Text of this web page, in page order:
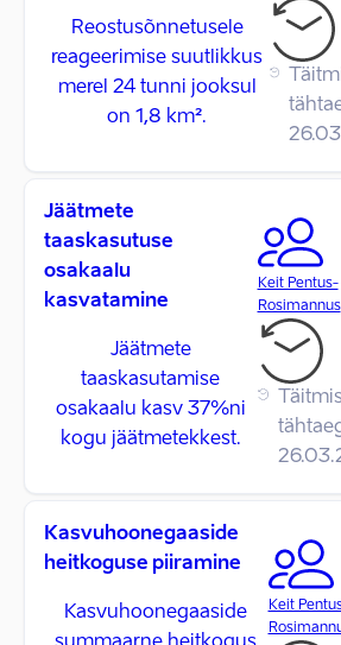
Reostusõnnetusele
reageerimise suutlikkus
merel 24 tunni jooksul
on 1,8 km².
Jäätmete
taaskasutuse
osakaalu
kasvatamine
Jäätmete
taaskasutamise
osakaalu kasv 37%ni
kogu jäätmetekkest.
Keit Pentus-
Rosimannus
Kasvuhoonegaaside
heitkoguse piiramine
Kasvuhoonegaaside
Keit